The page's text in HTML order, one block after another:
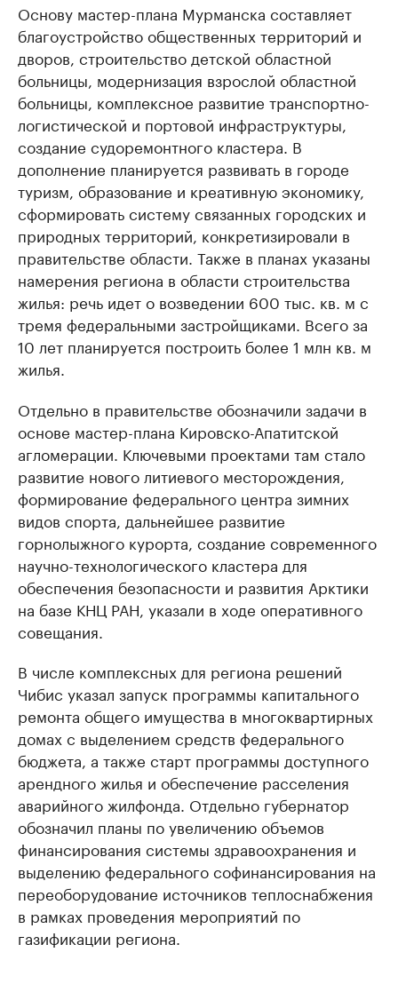
Основу мастер-плана Мурманска составляет
благоустройство общественных территорий и
дворов, строительство детской областной
больницы, модернизация взрослой областной
больницы, комплексное развитие транспортно-
логистической и портовой инфраструктуры,
создание судоремонтного кластера. В
дополнение планируется развивать в городе
туризм, образование и креативную экономику,
сформировать систему связанных городских и
природных территорий, конкретизировали в
правительстве области. Также в планах указаны
намерения региона в области строительства
жилья: речь идет о возведении 600 тыс. кв. м с
тремя федеральными застройщиками. Всего за
10 лет планируется построить более 1 млн кв. м
жилья.
Отдельно в правительстве обозначили задачи в
основе мастер-плана Кировско-Апатитской
агломерации. Ключевыми проектами там стало
развитие нового литиевого месторождения,
формирование федерального центра зимних
видов спорта, дальнейшее развитие
горнолыжного курорта, создание современного
научно-технологического кластера для
обеспечения безопасности и развития Арктики
на базе КНЦ РАН, указали в ходе оперативного
совещания.
В числе комплексных для региона решений
Чибис указал запуск программы капитального
ремонта общего имущества в многоквартирных
домах с выделением средств федерального
бюджета, а также старт программы доступного
арендного жилья и обеспечение расселения
аварийного жилфонда. Отдельно губернатор
обозначил планы по увеличению объемов
финансирования системы здравоохранения и
выделению федерального софинансирования на
переоборудование источников теплоснабжения
в рамках проведения мероприятий по
газификации региона.